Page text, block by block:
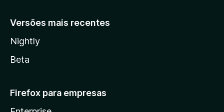
Versões mais recentes
Nightly
Beta
Firefox para empresas